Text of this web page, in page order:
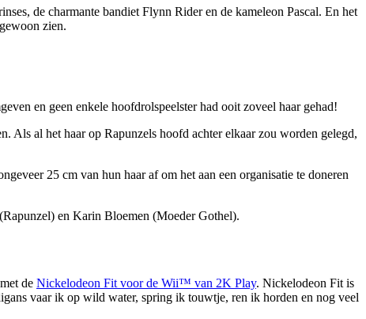
de charmante bandiet Flynn Rider en de kameleon Pascal. En het
zien.
en geen enkele hoofdrolspeelster had ooit zoveel haar gehad!
Als al het haar op Rapunzels hoofd achter elkaar zou worden gelegd,
25 cm van hun haar af om het aan een organisatie te doneren
en Karin Bloemen (Moeder Gothel).
de Nickelodeon Fit voor de Wii™ van 2K Play. Nickelodeon Fit is
vaar ik op wild water, spring ik touwtje, ren ik horden en nog veel